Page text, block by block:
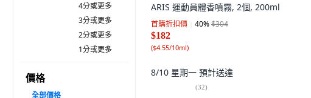
4分或更多
3分或更多
2分或更多
1分或更多
價格
全部價格
ARIS 運動員體香噴霧, 2個, 200ml
首購折扣價 40%$304
$182
($4.55/10ml)
8/10 星期一 預計送達
(32)